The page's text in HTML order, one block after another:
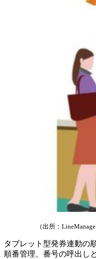
（出所：
タブレット型発券連動の
順番管理、番号の呼出し